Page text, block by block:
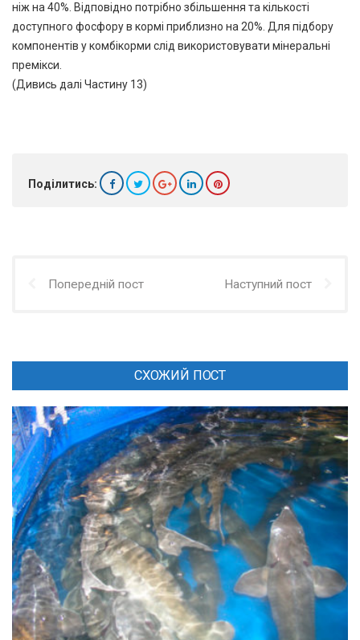
ніж на 40%. Відповідно потрібно збільшення та кількості
доступного фосфору в кормі приблизно на 20%. Для підбору
компонентів у комбікорми слід використовувати мінеральні
премікси.
(Дивись далі Частину 13)
Поділитись:
Попередній пост Наступний пост
СХОЖИЙ ПОСТ